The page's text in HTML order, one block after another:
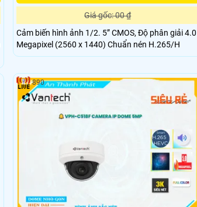
Giá gốc: 00 ₫
Cảm biến hình ảnh 1/2. 5” CMOS, Độ phân giải 4.0
Megapixel (2560 x 1440) Chuẩn nén H.265/H
890